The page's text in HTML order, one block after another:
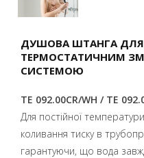
ДУШОВА ШТАНГА ДЛЯ
ТЕРМОСТАТИЧНИМ
СИСТЕМОЮ
TE 092.00CR/WH / TE
Для постійної
коливання тиску в
гарантуючи, що вода